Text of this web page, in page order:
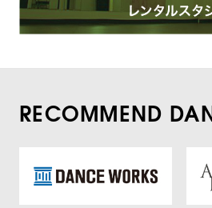
RECOMMEND